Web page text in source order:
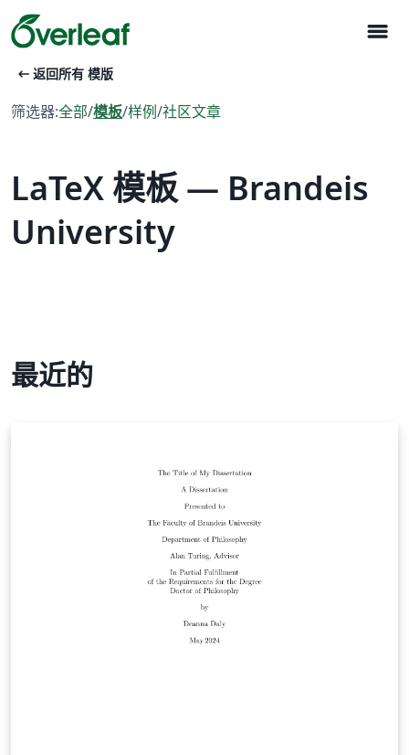
menu
arrow_left_alt 返回所有 模版
筛选器:全部/模板/样例/社区文章
LaTeX 模板 — Brandeis
University
最近的